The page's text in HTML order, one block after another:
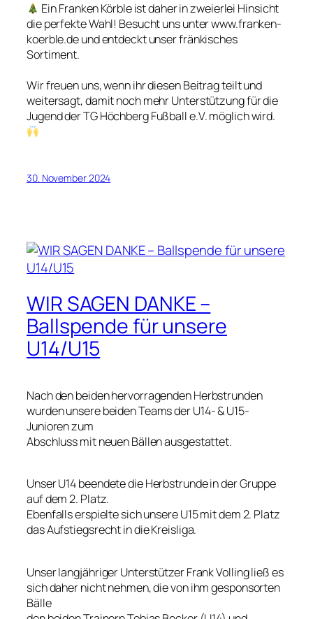
Ein Franken Körble ist daher in zweierlei Hinsicht
die perfekte Wahl! Besucht uns unter www.franken-
koerble.de und entdeckt unser fränkisches
Sortiment.
Wir freuen uns, wenn ihr diesen Beitrag teilt und
weitersagt, damit noch mehr Unterstützung für die
Jugend der TG Höchberg Fußball e.V. möglich wird.
30. November 2024
WIR SAGEN DANKE –
Ballspende für unsere
U14/U15
Nach den beiden hervorragenden Herbstrunden
wurden unsere beiden Teams der U14- & U15-
Junioren zum
Abschluss mit neuen Bällen ausgestattet.
Unser U14 beendete die Herbstrunde in der Gruppe
auf dem 2. Platz.
Ebenfalls erspielte sich unsere U15 mit dem 2. Platz
das Aufstiegsrecht in die Kreisliga.
Unser langjähriger Unterstützer Frank Volling ließ es
sich daher nicht nehmen, die von ihm gesponsorten
Bälle